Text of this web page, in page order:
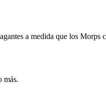
a medida que los Morps
más.